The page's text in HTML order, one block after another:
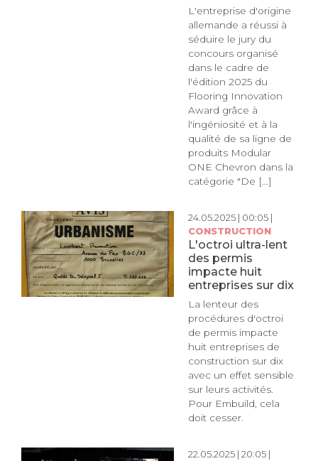
L'entreprise d'origine
allemande a réussi à
séduire le jury du
concours organisé
dans le cadre de
l'édition 2025 du
Flooring Innovation
Award grâce à
l'ingéniosité et à la
qualité de sa ligne de
produits Modular
ONE Chevron dans la
catégorie "De [...]
24.05.2025 | 00:05 |
CONSTRUCTION
L'octroi ultra-lent
des permis
impacte huit
entreprises sur dix
La lenteur des
procédures d'octroi
de permis impacte
huit entreprises de
construction sur dix
avec un effet sensible
sur leurs activités.
Pour Embuild, cela
doit cesser.
22.05.2025 | 20:05 |